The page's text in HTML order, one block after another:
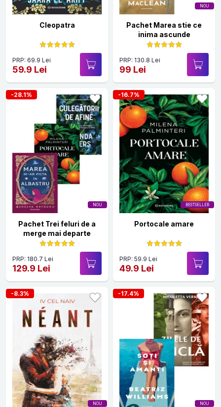
Cleopatra
PRP: 69.9 Lei
59.9 Lei
NOU
Pachet Marea stie ce
inima ascunde
PRP: 130.8 Lei
99 Lei
NOU
-28.1%
Pachet Trei feluri de a
merge mai departe
PRP: 180.7 Lei
129.9 Lei
BESTSELLER
-16.7%
Portocale amare
PRP: 59.9 Lei
49.9 Lei
NOU
-8.3%
NOU
-17.4%